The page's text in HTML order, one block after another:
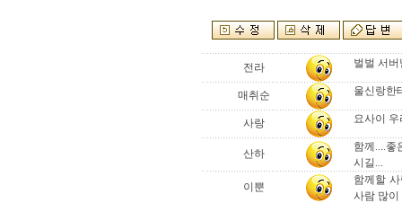
전라 벌벌 서
매취순 울신랑한
사랑 요사이
산하
함께....좋
시길...
이뿐
함께할
사람 많